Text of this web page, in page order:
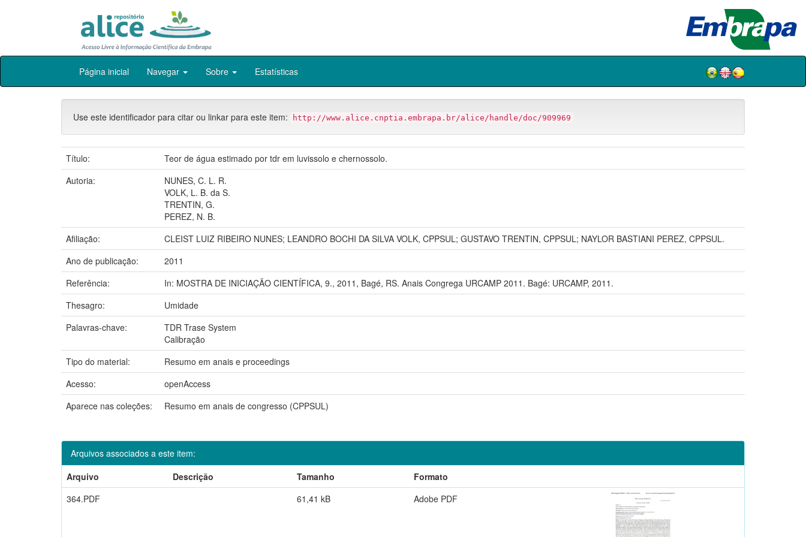
Skip
Página inicial Navegar Sobre Estatísticas
Use este identificador para citar ou linkar para este item: http://www.alice.cnptia.embrapa.br/alice/handle/doc/909969
Título:
Teor de água estimado por tdr em luvissolo e chernossolo.
Autoria:
NUNES, C. L. R.
VOLK, L. B. da S.
TRENTIN, G.
PEREZ, N. B.
Afiliação:
CLEIST LUIZ RIBEIRO NUNES; LEANDRO BOCHI DA SILVA VOLK, CPPSUL; GUSTAVO TRENTIN, CPPSUL; NAYLOR BASTIANI PEREZ, CPPSUL.
Ano de publicação:
2011
Referência:
In: MOSTRA DE INICIAÇÃO CIENTÍFICA, 9., 2011, Bagé, RS. Anais Congrega URCAMP 2011. Bagé: URCAMP, 2011.
Thesagro:
Umidade
Palavras-chave:
TDR Trase System
Calibração
Tipo do material:
Resumo em anais e proceedings
Acesso:
openAccess
Aparece nas coleções:
Resumo em anais de congresso (CPPSUL)
Arquivos associados a este item:
Arquivo
Descrição Tamanho
Formato
364.PDF
61,41 kB Adobe PDF